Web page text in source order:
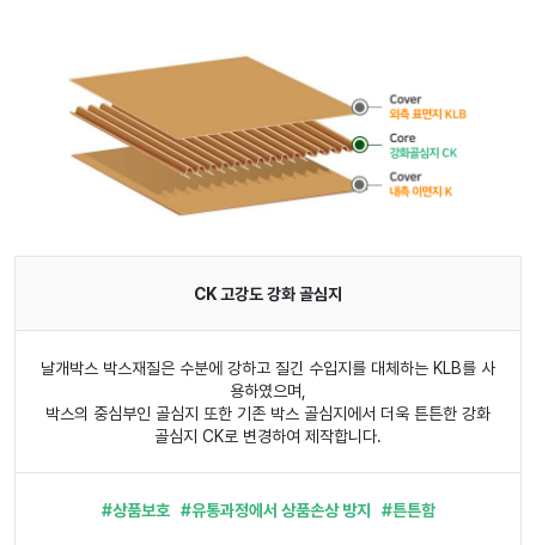
CK 고강도 강화 골심지
날개박스 박스재질은 수분에 강하고 질긴 수입지를 대체하는 KLB를 사
용하였으며,
박스의 중심부인 골심지 또한 기존 박스 골심지에서 더욱 튼튼한 강화
골심지 CK로 변경하여 제작합니다.
#상품보호 #유통과정에서 상품손상 방지 #튼튼함